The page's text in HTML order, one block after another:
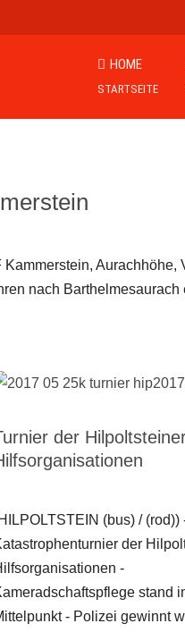
HOME
STARTSEITE
nach Barthelmesaurach
der
(bus) / (rod))
der
-
stand
- Polizei gewinnt